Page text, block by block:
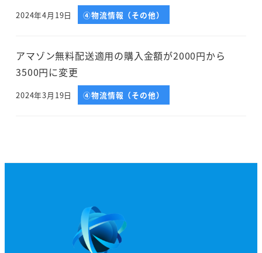
投稿日
2024年4月19日 ④物流情報（その他）
アマゾン無料配送適用の購入金額が2000円から
3500円に変更
投稿日
2024年3月19日 ④物流情報（その他）
稿